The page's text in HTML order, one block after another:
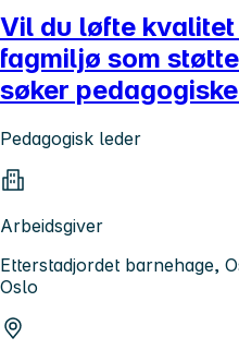
Vil du løfte
fagmiljø som
søker
Pedagogisk leder
Arbeidsgiver
Etterstadjordet barnehage,
Oslo